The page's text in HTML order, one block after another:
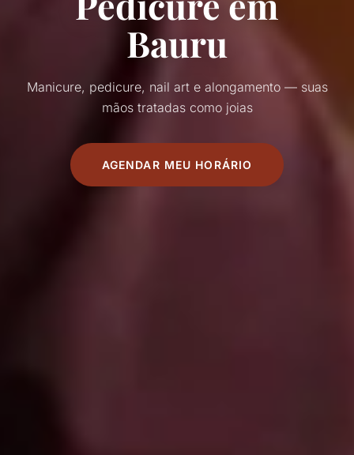
Bauru
Manicure, pedicure, nail art e alongamento — suas
mãos tratadas como joias
AGENDAR MEU HORÁRIO